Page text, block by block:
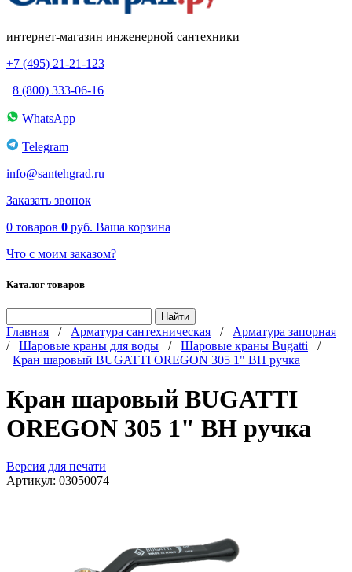
интернет-магазин инженерной сантехники
+7 (495) 21-21-123
8 (800) 333-06-16
WhatsApp
Telegram
info@santehgrad.ru
Заказать звонок
0 товаров 0 руб. Ваша корзина
Что с моим заказом?
Каталог товаров
Главная / Арматура сантехническая / Арматура запорная
/ Шаровые краны для воды / Шаровые краны Bugatti /
Кран шаровый BUGATTI OREGON 305 1" ВН ручка
Кран шаровый BUGATTI
OREGON 305 1" ВН ручка
Версия для печати
Артикул: 03050074